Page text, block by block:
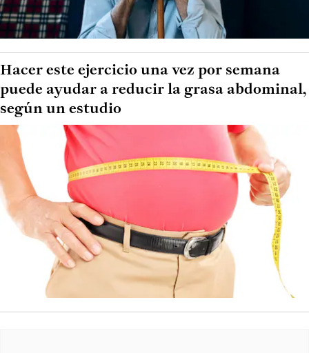
Hacer este ejercicio una vez por semana
puede ayudar a reducir la grasa abdominal,
según un estudio